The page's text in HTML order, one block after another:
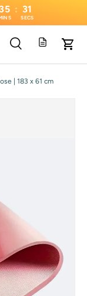
35 : 30
SECS
Recherche
| 183 x 61 cm